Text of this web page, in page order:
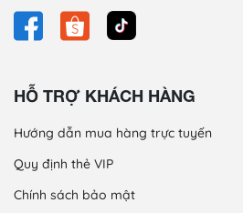
HỖ TRỢ KHÁCH HÀNG
Hướng dẫn mua hàng trực tuyến
Quy định thẻ VIP
Chính sách bảo mật